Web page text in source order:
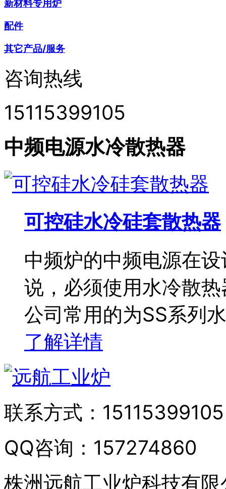
新材料专用炉
配件
其它产品/服务
咨询热线
15115399105
中频电源水冷散热器
可控硅水冷硅套散热器
中频炉的中频电源在
说，必须使用水冷散
公司常用的为SS系列
了解详情
联系方式：
QQ咨询： 157274860
株洲远航工业炉科技有限